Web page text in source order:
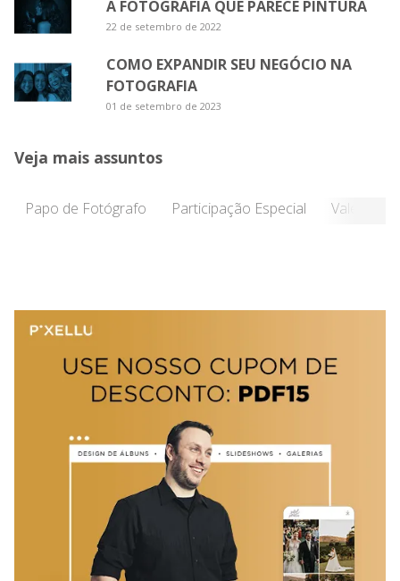
A FOTOGRAFIA QUE PARECE PINTURA
22 de setembro de 2022
COMO EXPANDIR SEU NEGÓCIO NA
FOTOGRAFIA
01 de setembro de 2023
Veja mais assuntos
Papo de Fotógrafo Participação Especial Vale a